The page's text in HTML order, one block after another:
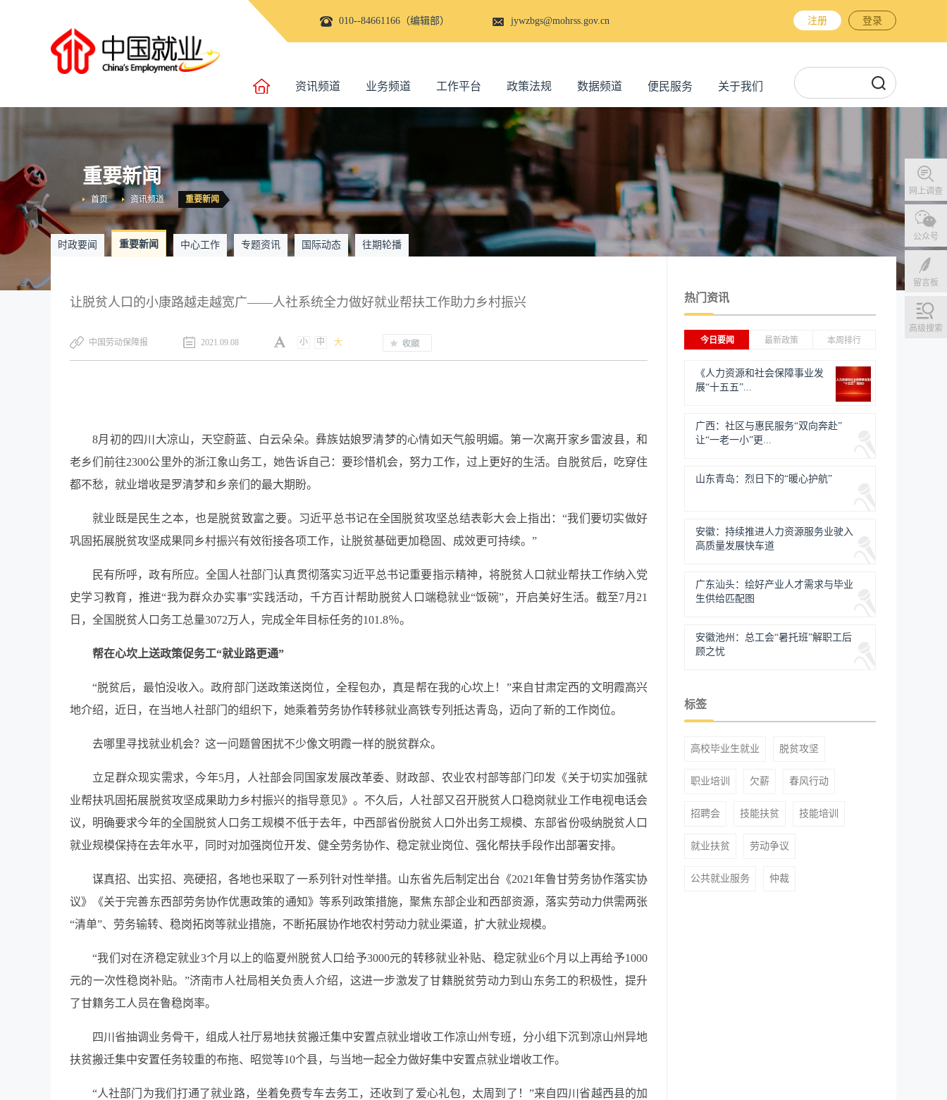
010--84661166（编辑部） jywzbgs@mohrss.gov.cn 注册 登录
资讯频道 业务频道 工作平台 政策法规 数据频道 便民服务 关于我们
网上调查
公众号
留言板
高级搜索
重要新闻
重要新闻
资讯频道
首页
时政要闻 重要新闻 中心工作 专题资讯 国际动态 往期轮播
让脱贫人口的小康路越走越宽广——人社系统全力做好就业帮扶工作助力乡村振兴
中国劳动保障报 2021.09.08 小 中 大
8月初的四川大凉山，天空蔚蓝、白云朵朵。彝族姑娘罗清梦的心情如天气般明媚。第一次离开家乡雷波县，和
老乡们前往2300公里外的浙江象山务工，她告诉自己：要珍惜机会，努力工作，过上更好的生活。自脱贫后，吃穿住
都不愁，就业增收是罗清梦和乡亲们的最大期盼。
就业既是民生之本，也是脱贫致富之要。习近平总书记在全国脱贫攻坚总结表彰大会上指出：“我们要切实做好
巩固拓展脱贫攻坚成果同乡村振兴有效衔接各项工作，让脱贫基础更加稳固、成效更可持续。”
民有所呼，政有所应。全国人社部门认真贯彻落实习近平总书记重要指示精神，将脱贫人口就业帮扶工作纳入党
史学习教育，推进“我为群众办实事”实践活动，千方百计帮助脱贫人口端稳就业“饭碗”，开启美好生活。截至7月21
日，全国脱贫人口务工总量3072万人，完成全年目标任务的101.8％。
帮在心坎上送政策促务工“就业路更通”
“脱贫后，最怕没收入。政府部门送政策送岗位，全程包办，真是帮在我的心坎上！”来自甘肃定西的文明霞高兴
地介绍，近日，在当地人社部门的组织下，她乘着劳务协作转移就业高铁专列抵达青岛，迈向了新的工作岗位。
去哪里寻找就业机会？这一问题曾困扰不少像文明霞一样的脱贫群众。
立足群众现实需求，今年5月，人社部会同国家发展改革委、财政部、农业农村部等部门印发《关于切实加强就
业帮扶巩固拓展脱贫攻坚成果助力乡村振兴的指导意见》。不久后，人社部又召开脱贫人口稳岗就业工作电视电话会
议，明确要求今年的全国脱贫人口务工规模不低于去年，中西部省份脱贫人口外出务工规模、东部省份吸纳脱贫人口
就业规模保持在去年水平，同时对加强岗位开发、健全劳务协作、稳定就业岗位、强化帮扶手段作出部署安排。
谋真招、出实招、亮硬招，各地也采取了一系列针对性举措。山东省先后制定出台《2021年鲁甘劳务协作落实协
议》《关于完善东西部劳务协作优惠政策的通知》等系列政策措施，聚焦东部企业和西部资源，落实劳动力供需两张
“清单”、劳务输转、稳岗拓岗等就业措施，不断拓展协作地农村劳动力就业渠道，扩大就业规模。
“我们对在济稳定就业3个月以上的临夏州脱贫人口给予3000元的转移就业补贴、稳定就业6个月以上再给予1000
元的一次性稳岗补贴。”济南市人社局相关负责人介绍，这进一步激发了甘籍脱贫劳动力到山东务工的积极性，提升
了甘籍务工人员在鲁稳岗率。
四川省抽调业务骨干，组成人社厅易地扶贫搬迁集中安置点就业增收工作凉山州专班，分小组下沉到凉山州异地
扶贫搬迁集中安置任务较重的布拖、昭觉等10个县，与当地一起全力做好集中安置点就业增收工作。
“人社部门为我们打通了就业路，坐着免费专车去务工，还收到了爱心礼包，太周到了！”来自四川省越西县的加
热门资讯
今日要闻 最新政策 本周排行
《人力资源和社会保障事业发
展“十五五”...
广西：社区与惠民服务“双向奔赴”
让“一老一小”更...
山东青岛：烈日下的“暖心护航”
安徽：持续推进人力资源服务业驶入
高质量发展快车道
广东汕头：绘好产业人才需求与毕业
生供给匹配图
安徽池州：总工会“暑托班”解职工后
顾之忧
标签
高校毕业生就业 脱贫攻坚
职业培训 欠薪 春风行动
招聘会 技能扶贫 技能培训
就业扶贫 劳动争议
公共就业服务 仲裁